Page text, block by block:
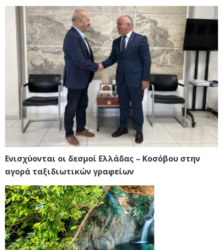
Ενισχύονται οι δεσμοί Ελλάδας – Κοσόβου στην
αγορά ταξιδιωτικών γραφείων